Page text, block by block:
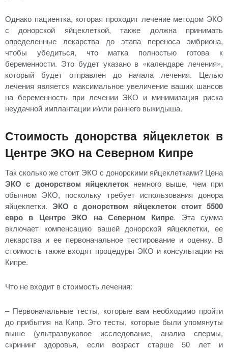
Однако пациентка, которая проходит лечение методом ЭКО
с донорской яйцеклеткой, также должна принимать
определенные лекарства до этапа переноса эмбриона,
чтобы убедиться, что матка полностью готова к
беременности. Это будет указано в «календаре лечения»,
который будет отправлен до начала лечения. Целью
лечения является максимальное увеличение ваших шансов
на беременность при лечении ЭКО и минимизация риска
неудачной имплантации и/или раннего выкидыша.
Стоимость донорства яйцеклеток в
Центре ЭКО на Северном Кипре
Так сколько же стоит ЭКО с донорскими яйцеклетками? Цена
ЭКО с донорством яйцеклетокнемного выше, чем при
обычном ЭКО, поскольку требует использования донора
яйцеклетки. ЭКО с донорством яйцеклеток стоит 5500
евро в Центре ЭКО на Северном Кипре. Эта сумма
включает компенсацию вашей донорской яйцеклетки, ее
лекарства и ее первоначальное тестирование и оценку. В
стоимость также входят процедуры ЭКО и консультации на
Кипре.
Что не входит в стоимость лечения:
– Первоначальные тесты, которые вам необходимо пройти
до прибытия на Кипр. Это тесты, которые были упомянуты
выше (ультразвуковое исследование, анализ спермы,
скрининг здоровья, если возраст старше 50 лет и